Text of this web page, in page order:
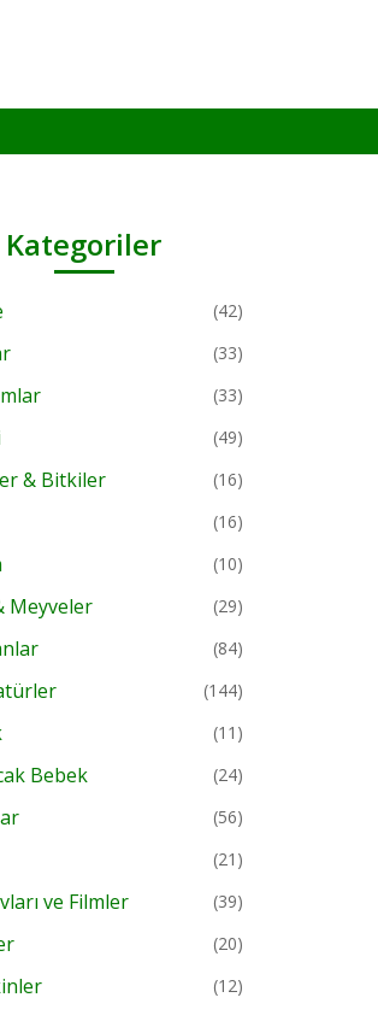
Kategoriler
(42)
(33)
(33)
(49)
& Bitkiler (16)
(16)
(10)
Meyveler (29)
(84)
(144)
(11)
Bebek (24)
(56)
(21)
ve Filmler (39)
(20)
(12)